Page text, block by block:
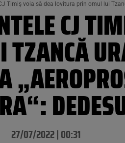
Timiș voia să dea lovitura prin omul lui
CJ
27/07/2022 | 00:31